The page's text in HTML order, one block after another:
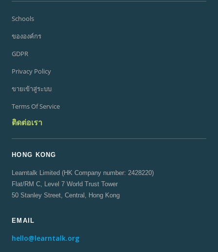
Schools
ขององค์กร
GDPR
Privacy Policy
ขายเข้าสู่ระบบ
Terms Of Service
ติดต่อเรา
HONG KONG
Learntalk Limited (HK Company number: 2428220)
Flat/RM C, Level 7 World Trust Tower
50 Stanley Street, Central, Hong Kong
EMAIL
hello@learntalk.org